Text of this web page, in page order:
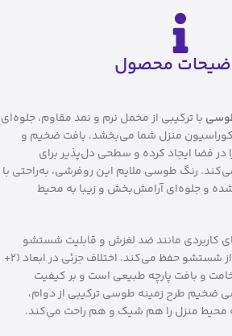
محصول
با ترکیبی از مخمل نرم و نمد مقاوم، جلوه‌ای
منزل شما می‌بخشد. بافت ضخیم و
در فضا ایجاد کرده و سطحی دل‌پذیر برای
رنگ طوسی ملایم این روفرشی، به‌راحتی با
و جلوه‌ای آرامش‌بخش و زیبا به محیط
کاربردی مانند ضد لغزش و قابلیت شستشو
است و رنگ خود را حتی پس از شستشو حفظ می‌کند. اختلاف جزئی در ابعاد (2+
ضخامت و بافت پارچه طبیعی است و بر کیفیت
ضخیم طرح زمینه طوسی ترکیبی از دوام،
محیط منزل را هم شیک و هم راحت می‌کند.